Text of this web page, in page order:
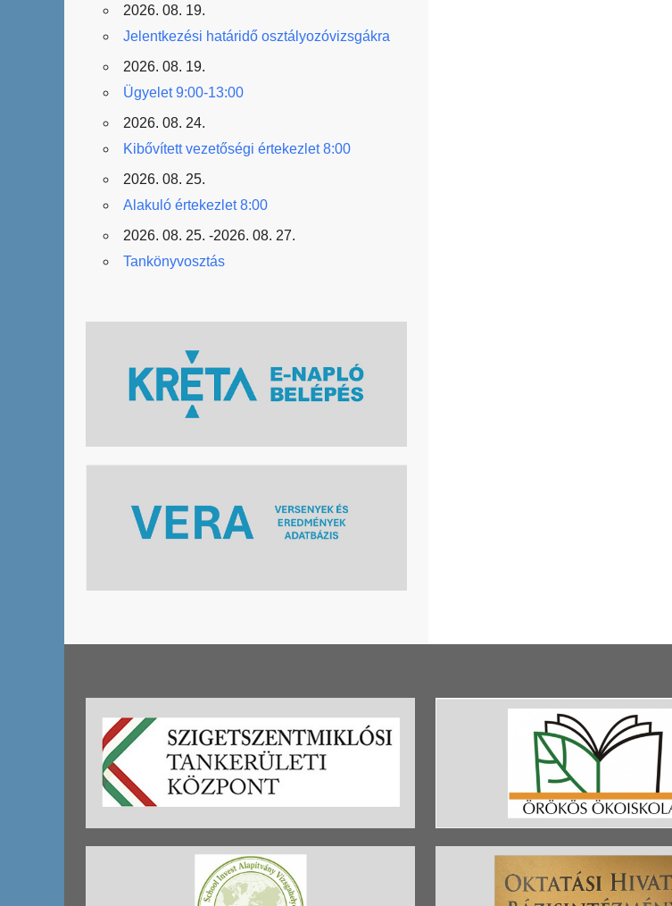
2026. 08. 19.
Jelentkezési határidő osztályozóvizsgákra
2026. 08. 19.
Ügyelet 9:00-13:00
2026. 08. 24.
Kibővített vezetőségi értekezlet 8:00
2026. 08. 25.
Alakuló értekezlet 8:00
2026. 08. 25. -2026. 08. 27.
Tankönyvosztás